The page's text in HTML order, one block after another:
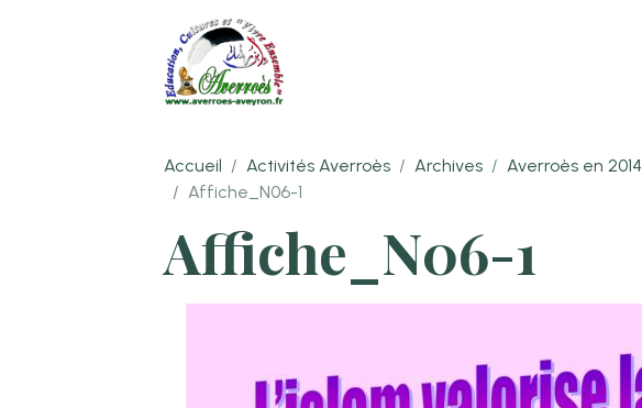
Accueil Activités Averroès Archives Averroès en 2014
Affiche_N06-1
Affiche_N06-1